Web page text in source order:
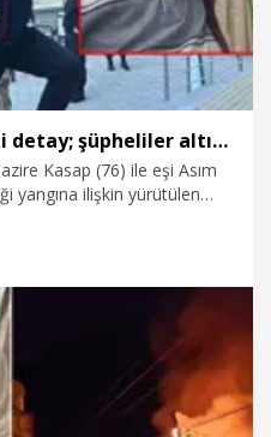
Evli çiftin ölümünde yeni detay; şüpheliler altın dişleri bile sökmüşler
Kasap (76) ile eşi Asım
yangına ilişkin yürütülen
çiftin altın dişlerini sökerek
soruşturma dosyasında yer